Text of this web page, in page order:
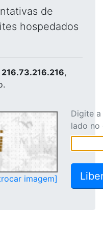
de
hospedados
216.73.216.216,
imagem]
Digite
lado no